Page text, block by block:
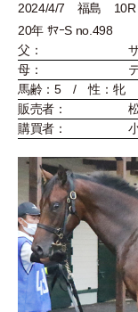
2024/4/7 福島
20年 ｻﾏｰS no.498
父：
母：
馬齢：5 / 性：牝
販売者：
購買者：